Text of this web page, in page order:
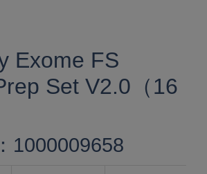
Exome FS
Set V2.0（16
1000009658